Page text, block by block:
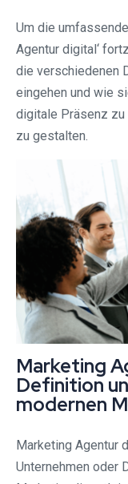
Um die
Agentur digital‘
die verschiedenen
eingehen und wie
digitale Präsenz
zu gestalten.
Marketing
Definition
modernen
Marketing Agentur
Unternehmen oder